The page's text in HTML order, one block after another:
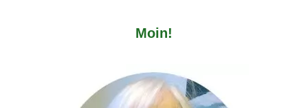
Moin!